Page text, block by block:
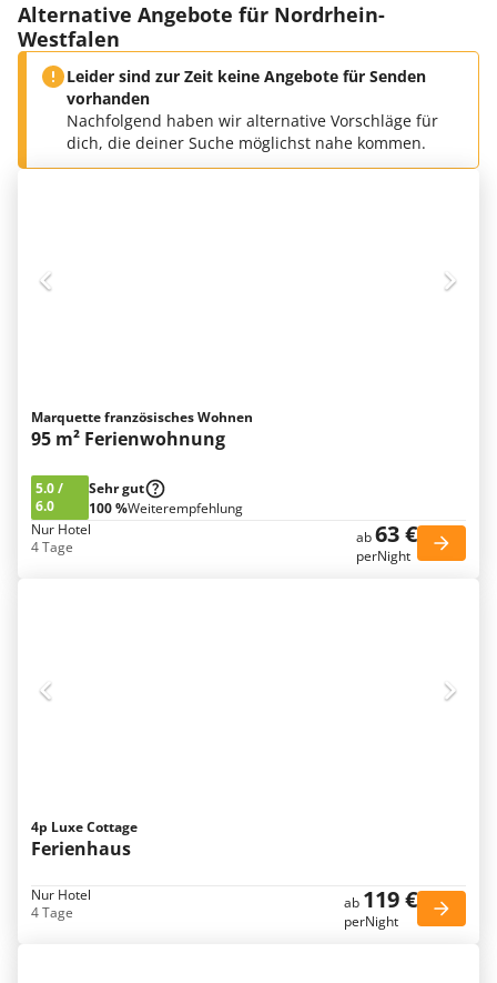
Alternative Angebote für Nordrhein-
Westfalen
Leider sind zur Zeit keine Angebote für Senden
vorhanden
Nachfolgend haben wir alternative Vorschläge für
dich, die deiner Suche möglichst nahe kommen.
Marquette französisches Wohnen
95 m² Ferienwohnung
5.0/
6.0
Sehr gut
100 %Weiterempfehlung
Nur Hotel
4 Tage
ab63 €
perNight
4p Luxe Cottage
Ferienhaus
Nur Hotel
4 Tage
ab 119 €
perNight